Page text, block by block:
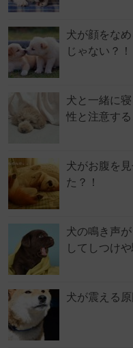
犬が顔をな
じゃない？！
犬と一緒に
性と注意する
犬がお腹を
た？！
犬の鳴き声
してしつけ
犬が震える